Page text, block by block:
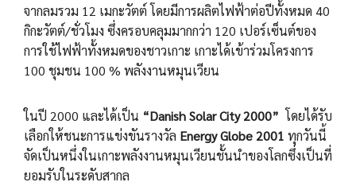
จากลมรวม 12 เมกะวัตต์ โดยมีการผลิตไฟฟ้าต่อปีทั้งหมด 40
กิกะวัตต์/ชั่วโมง ซึ่งครอบคลุมมากกว่า 120 เปอร์เซ็นต์ของ
การใช้ไฟฟ้าทั้งหมดของชาวเกาะ เกาะได้เข้าร่วมโครงการ
100 ชุมชน 100 % พลังงานหมุนเวียน
ในปี 2000 และได้เป็น “Danish Solar City 2000” โดยได้รับ
เลือกให้ชนะการแข่งขันรางวัล Energy Globe 2001 ทุกวันนี้
จัดเป็นหนึ่งในเกาะพลังงานหมุนเวียนชั้นนำของโลกซึ่งเป็นที่
ยอมรับในระดับสากล